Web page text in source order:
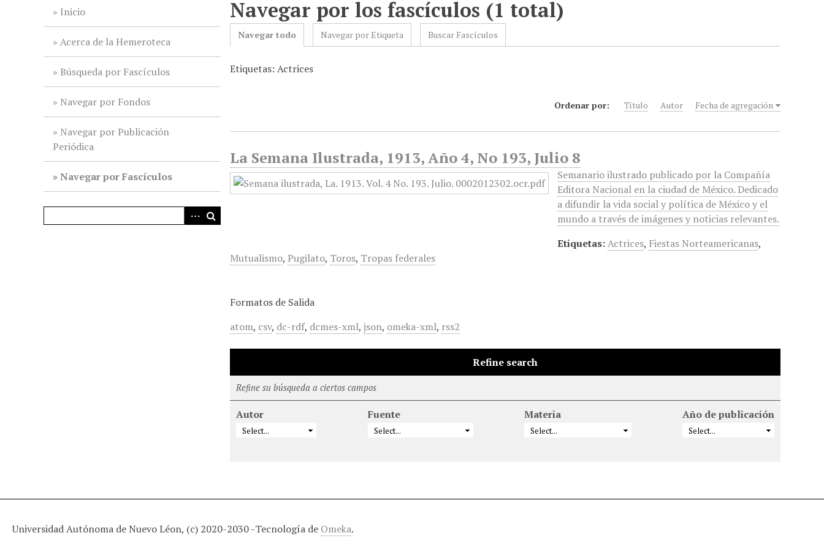
Inicio
Acerca de la Hemeroteca
Búsqueda por Fascículos
Navegar por Fondos
Navegar por Publicación
Periódica
Navegar por Fascículos
Navegar por los fascículos (1 total)
Navegar todo Navegar por Etiqueta Buscar Fascículos
Etiquetas: Actrices
Ordenar por: Título Autor Fecha de agregación
La Semana Ilustrada, 1913, Año 4, No 193, Julio 8
Semanario ilustrado publicado por la Compañía
Editora Nacional en la ciudad de México. Dedicado
a difundir la vida social y política de México y el
mundo a través de imágenes y noticias relevantes.
Etiquetas:Actrices, Fiestas Norteamericanas,
Mutualismo, Pugilato, Toros, Tropas federales
Formatos de Salida
atom, csv, dc-rdf, dcmes-xml,json, omeka-xml, rss2
Refine search
Refine su búsqueda a ciertos campos
Autor Fuente Materia Año de publicación
Universidad Autónoma de Nuevo Léon, (c) 2020-2030 -Tecnología de Omeka.